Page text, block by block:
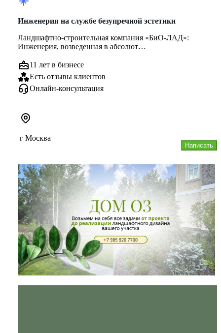
Инженерия на службе безупречной эстетики
Ландшафтно-строительная компания «БиО-ЛАД»:
Инженерия, возведенная в абсолют
Мы убеждены: по-настоящему красивый сад на...
11 лет в бизнесе
Есть отзывы клиентов
Онлайн-консультация
Написать
г Москва